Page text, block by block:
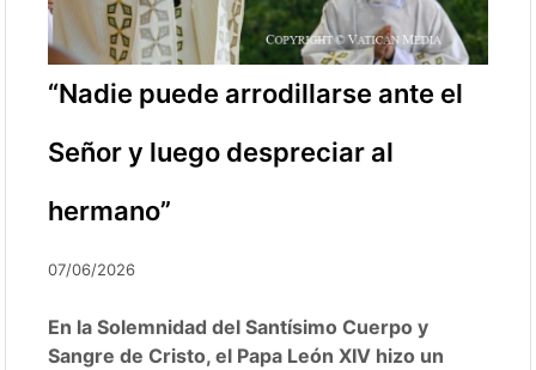
“Nadie puede arrodillarse ante el
Señor y luego despreciar al
hermano”
07/06/2026
En la Solemnidad del Santísimo Cuerpo y
Sangre de Cristo, el Papa León XIV hizo un